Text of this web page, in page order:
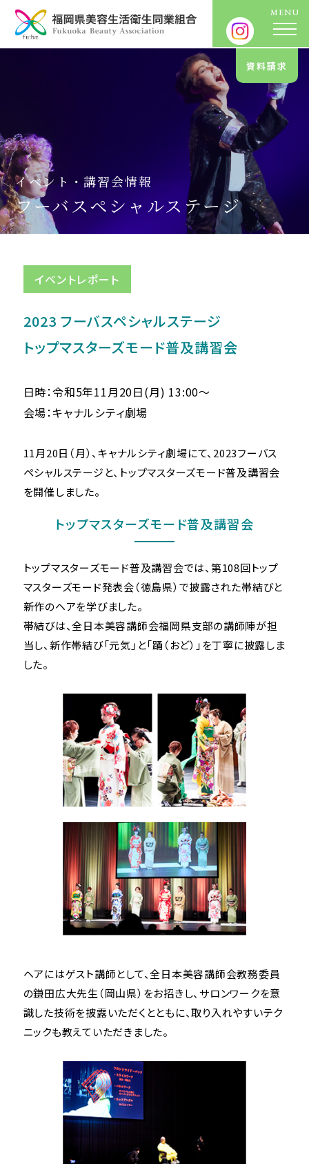
資料請求
イベント・講習会情報
フーバスペシャルステージ
イベントレポート
2023 フーバスペシャルステージ
トップマスターズモード普及講習会
日時：令和5年11月20日(月) 13:00〜
会場：キャナルシティ劇場
11月20日（月）、キャナルシティ劇場にて、2023フーバス
ペシャルステージと、トップマスターズモード普及講習会
を開催しました。
トップマスターズモード普及講習会
トップマスターズモード普及講習会では、第108回トップ
マスターズモード発表会（徳島県）で披露された帯結びと
新作のヘアを学びました。
帯結びは、全日本美容講師会福岡県支部の講師陣が担
当し、新作帯結び「元気」と「踊（おど）」を丁寧に披露しま
した。
ヘアにはゲスト講師として、全日本美容講師会教務委員
の鎌田広大先生（岡山県）をお招きし、サロンワークを意
識した技術を披露いただくとともに、取り入れやすいテク
ニックも教えていただきました。